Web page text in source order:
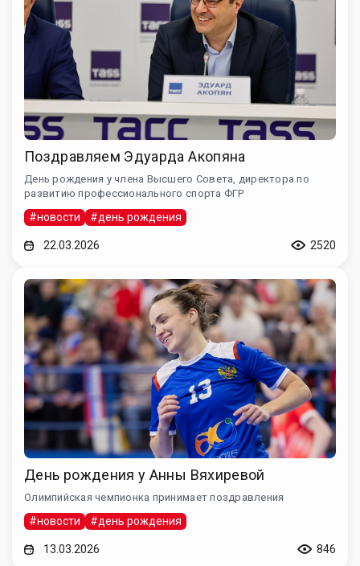
Поздравляем Эдуарда Акопяна
День рождения у члена Высшего Совета, директора по
развитию профессионального спорта ФГР
#новости #день рождения
22.03.2026 2520
День рождения у Анны Вяхиревой
Олимпийская чемпионка принимает поздравления
#новости #день рождения
13.03.2026 846